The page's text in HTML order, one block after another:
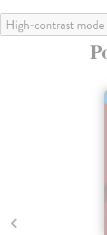
High-contrast mode